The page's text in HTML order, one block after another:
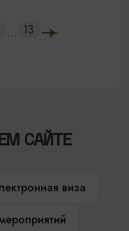
... 13
САЙТЕ
виза